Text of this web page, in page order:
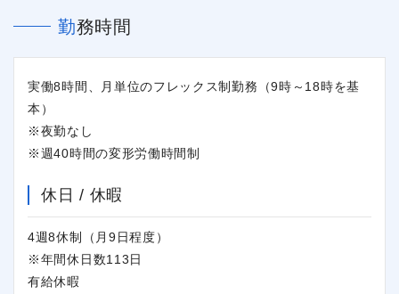
勤務時間
実働8時間、月単位のフレックス制勤務（9時～18時を基
本）
※夜勤なし
※週40時間の変形労働時間制
休日 / 休暇
4週8休制（月9日程度）
※年間休日数113日
有給休暇